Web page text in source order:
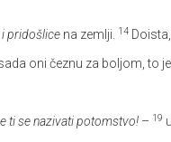
pridošlice na zemlji. 14
oni čeznu za boljom, to
ti se nazivati potomstvo! – 19